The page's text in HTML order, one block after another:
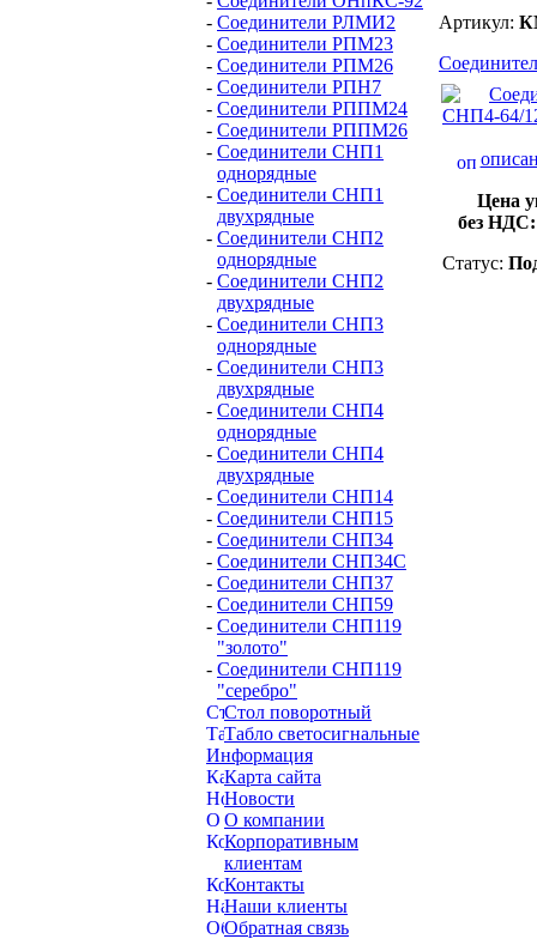
- Соединители РЛМИ2
- Соединители РПМ23
- Соединители РПМ26
- Соединители РПН7
- Соединители РППМ24
- Соединители РППМ26
- Соединители СНП1
однорядные
- Соединители СНП1
двухрядные
- Соединители СНП2
однорядные
- Соединители СНП2
двухрядные
- Соединители СНП3
однорядные
- Соединители СНП3
двухрядные
- Соединители СНП4
однорядные
- Соединители СНП4
двухрядные
- Соединители СНП14
- Соединители СНП15
- Соединители СНП34
- Соединители СНП34С
- Соединители СНП37
- Соединители СНП59
- Соединители СНП119
"золото"
- Соединители СНП119
"серебро"
Стол поворотный
Табло светосигнальные
Информация
Карта сайта
Новости
О компании
Корпоративным
клиентам
Контакты
Наши клиенты
Обратная связь
Артикул:
Цена
без
Статус: